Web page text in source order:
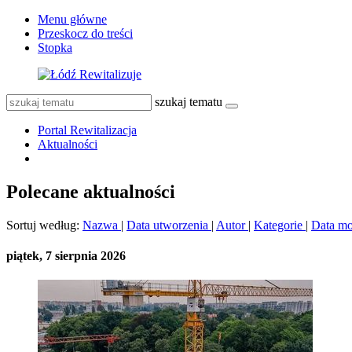
Menu główne
Przeskocz do treści
Stopka
szukaj tematu
Portal Rewitalizacja
Aktualności
Polecane aktualności
Sortuj według: Nazwa | Data utworzenia | Autor | Kategorie | Data
piątek, 7 sierpnia 2026